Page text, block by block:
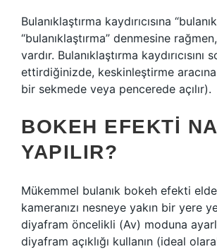
Bulanıklaştırma kaydırıcısına
“bulanıklaştırma” denmesine
vardır. Bulanıklaştırma kaydırıcısını
ettirdiğinizde, keskinleştirme
bir sekmede veya pencerede açılır).
BOKEH EFEKTI
YAPILIR?
Mükemmel bulanık bokeh efekti
kameranızı nesneye yakın bir yere
diyafram öncelikli (Av) moduna
diyafram açıklığı kullanın (ideal